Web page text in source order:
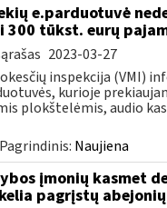
e.parduotuvė
300 tūkst. eurų
2023-03-27
inspekcija (VMI)
kurioje
plokštelėmis, audio
Pagrindinis: Naujiena
įmonių kasmet
pagrįstų abejonių